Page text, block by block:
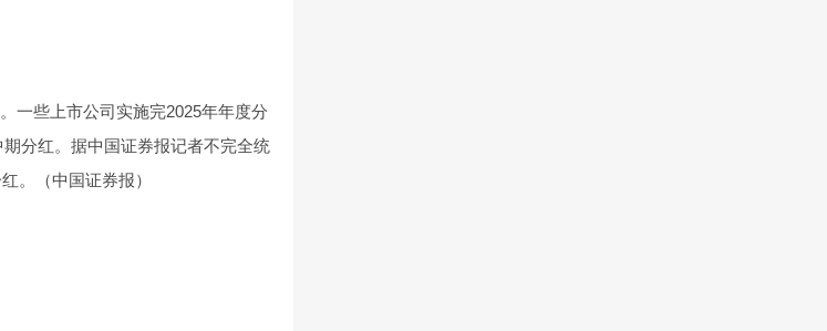
一些上市公司实施完2025年年度分
分红。据中国证券报记者不完全统
。（中国证券报）